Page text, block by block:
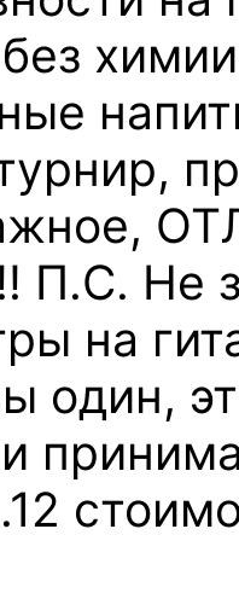
Не
на
один,